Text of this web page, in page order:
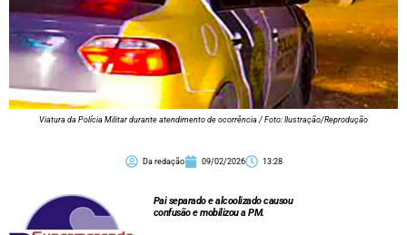
Viatura da Polícia Militar durante atendimento de ocorrência / Foto: Ilustração/Reprodução
Da redação 09/02/2026 13:28
Pai separado e alcoolizado causou
confusão e mobilizou a PM.